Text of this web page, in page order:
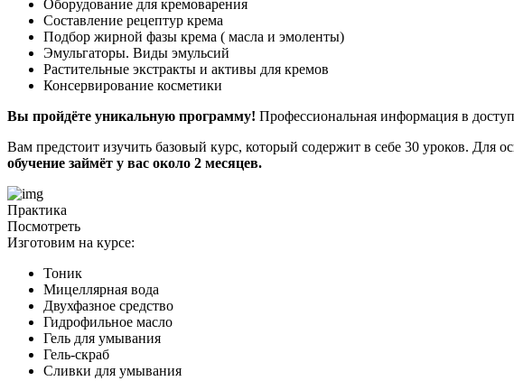
Оборудование для кремоварения
Составление рецептур крема
Подбор жирной фазы крема ( масла и эмоленты)
Эмульгаторы. Виды эмульсий
Растительные экстракты и активы для кремов
Консервирование косметики
Вы пройдёте уникальную программу! Профессиональная информация в
Вам предстоит изучить базовый курс, который содержит в себе 30 уроков. Для
обучение займёт у вас около 2 месяцев.
Практика
Посмотреть
Изготовим на курсе:
Тоник
Мицеллярная вода
Двухфазное средство
Гидрофильное масло
Гель для умывания
Гель-скраб
Сливки для умывания